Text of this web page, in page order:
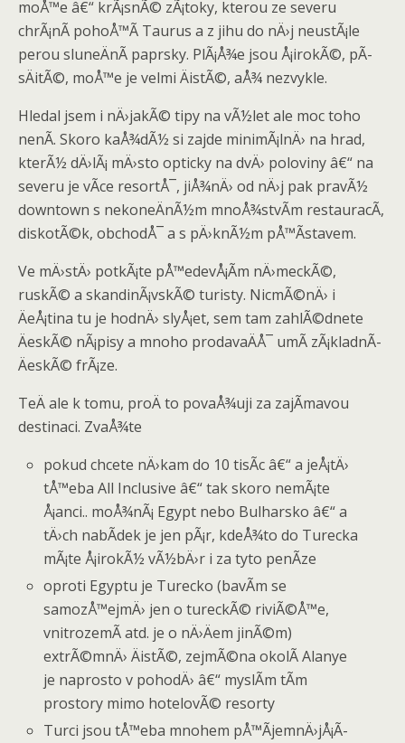
moÅ™e â€“ krÃ¡snÃ© zÃ¡toky, kterou ze severu
chrÃ¡nÃ­ pohoÅ™Ã­ Taurus a z jihu do nÄ›j neustÃ¡le
perou sluneÄnÃ­ paprsky. PlÃ¡Å¾e jsou Å¡irokÃ©, pÃ­
sÄitÃ©, moÅ™e je velmi ÄistÃ©, aÅ¾ nezvykle.
Hledal jsem i nÄ›jakÃ© tipy na vÃ½let ale moc toho
nenÃ­. Skoro kaÅ¾dÃ½ si zajde minimÃ¡lnÄ› na hrad,
kterÃ½ dÄ›lÃ¡ mÄ›sto opticky na dvÄ› poloviny â€“ na
severu je vÃ­ce resortÅ¯, jiÅ¾nÄ› od nÄ›j pak pravÃ½
downtown s nekoneÄnÃ½m mnoÅ¾stvÃ­m restauracÃ­,
diskotÃ©k, obchodÅ¯ a s pÄ›knÃ½m pÅ™Ã­stavem.
Ve mÄ›stÄ› potkÃ¡te pÅ™edevÅ¡Ã­m nÄ›meckÃ©,
ruskÃ© a skandinÃ¡vskÃ© turisty. NicmÃ©nÄ› i
ÄeÅ¡tina tu je hodnÄ› slyÅ¡et, sem tam zahlÃ©dnete
ÄeskÃ© nÃ¡pisy a mnoho prodavaÄÅ¯ umÃ­ zÃ¡kladnÃ­
ÄeskÃ© frÃ¡ze.
TeÄ ale k tomu, proÄ to povaÅ¾uji za zajÃ­mavou
destinaci. ZvaÅ¾te
pokud chcete nÄ›kam do 10 tisÃ­c â€“ a jeÅ¡tÄ›
tÅ™eba All Inclusive â€“ tak skoro nemÃ¡te
Å¡anci.. moÅ¾nÃ¡ Egypt nebo Bulharsko â€“ a
tÄ›ch nabÃ­dek je jen pÃ¡r, kdeÅ¾to do Turecka
mÃ¡te Å¡irokÃ½ vÃ½bÄ›r i za tyto penÃ­ze
oproti Egyptu je Turecko (bavÃ­m se
samozÅ™ejmÄ› jen o tureckÃ© riviÃ©Å™e,
vnitrozemÃ­ atd. je o nÄ›Äem jinÃ©m)
extrÃ©mnÄ› ÄistÃ©, zejmÃ©na okolÃ­ Alanye
je naprosto v pohodÄ› â€“ myslÃ­m tÃ­m
prostory mimo hotelovÃ© resorty
Turci jsou tÅ™eba mnohem pÅ™Ã­jemnÄ›jÅ¡Ã­